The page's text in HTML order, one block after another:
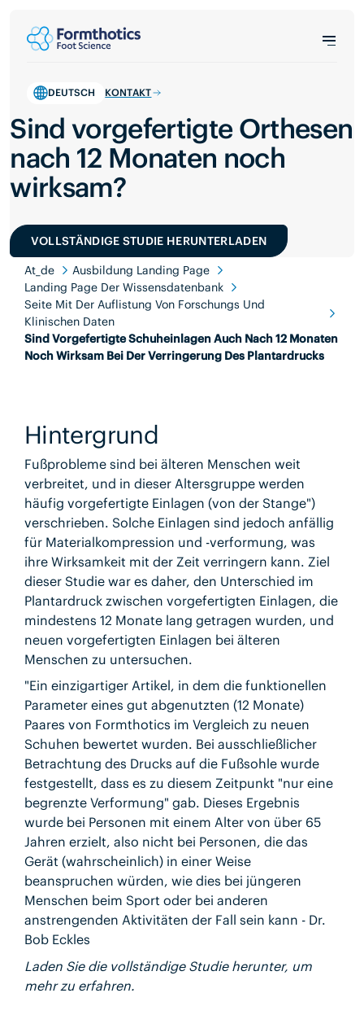
DEUTSCH KONTAKT
Sind vorgefertigte Orthesen
nach 12 Monaten noch
wirksam?
VOLLSTÄNDIGE STUDIE HERUNTERLADEN
At_de
Ausbildung Landing Page
Landing Page Der Wissensdatenbank
Seite Mit Der Auflistung Von Forschungs Und
Klinischen Daten
Sind Vorgefertigte Schuheinlagen Auch Nach 12 Monaten
Noch Wirksam Bei Der Verringerung Des Plantardrucks
Hintergrund
Fußprobleme sind bei älteren Menschen weit
verbreitet, und in dieser Altersgruppe werden
häufig vorgefertigte Einlagen (von der Stange")
verschrieben. Solche Einlagen sind jedoch anfällig
für Materialkompression und -verformung, was
ihre Wirksamkeit mit der Zeit verringern kann. Ziel
dieser Studie war es daher, den Unterschied im
Plantardruck zwischen vorgefertigten Einlagen, die
mindestens 12 Monate lang getragen wurden, und
neuen vorgefertigten Einlagen bei älteren
Menschen zu untersuchen.
"Ein einzigartiger Artikel, in dem die funktionellen
Parameter eines gut abgenutzten (12 Monate)
Paares von Formthotics im Vergleich zu neuen
Schuhen bewertet wurden. Bei ausschließlicher
Betrachtung des Drucks auf die Fußsohle wurde
festgestellt, dass es zu diesem Zeitpunkt "nur eine
begrenzte Verformung" gab. Dieses Ergebnis
wurde bei Personen mit einem Alter von über 65
Jahren erzielt, also nicht bei Personen, die das
Gerät (wahrscheinlich) in einer Weise
beanspruchen würden, wie dies bei jüngeren
Menschen beim Sport oder bei anderen
anstrengenden Aktivitäten der Fall sein kann - Dr.
Bob Eckles
Laden Sie die vollständige Studie herunter, um
mehr zu erfahren.